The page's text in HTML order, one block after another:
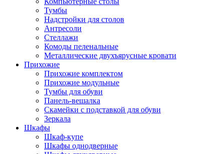
Тумбы
Надстройки для столов
Антресоли
Стеллажи
Комоды пеленальные
Металлические двухъярусные кровати
Прихожие
Прихожие комплектом
Прихожие модульные
Тумбы для обуви
Панель-вешалка
Скамейки с подставкой для обуви
Зеркала
Шкафы
Шкаф-купе
Шкафы однодверные